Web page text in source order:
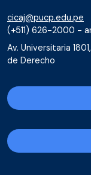
cicaj@pucp.edu.pe
(+511) 626-2000 -
Av. Universitaria
de Derecho